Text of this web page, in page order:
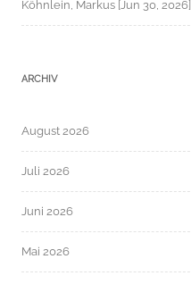
Köhnlein, Markus [Jun 30, 2026]
ARCHIV
August 2026
Juli 2026
Juni 2026
Mai 2026